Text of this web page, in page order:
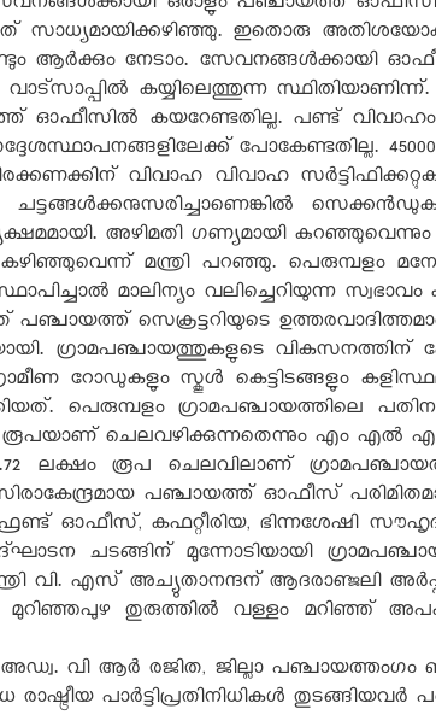
സാധ്യമായിക്കഴിഞ്ഞു. ഇതൊരു
നേടാം. സേവനങ്ങൾക്കായി
കയ്യിലെത്തുന്ന
ഓഫീസിൽ കയറേണ്ടതില്ല. പണ്ട് വിവാഹം
പോകേണ്ടതില്ല.
വിവാഹ വിവാഹ
അഴിമതി ഗണ്യമായി കുറഞ്ഞുവെന്നും
കഴിഞ്ഞുവെന്ന് മന്ത്രി പറഞ്ഞു.
മാലിന്യം വലിച്ചെറിയുന്ന സ്വഭാവം
സെക്രട്ടറിയുടെ
ഗ്രാമപഞ്ചായത്തുകളുടെ വികസനത്തിന്
റോഡുകളും സ്കൂൾ കെട്ടിടങ്ങളും
പെരുമ്പളം ഗ്രാമപഞ്ചായത്തിലെ
രൂപയാണ് ചെലവഴിക്കുന്നതെന്നും എം എൽ എ
ലക്ഷം രൂപ ചെലവിലാണ്
പഞ്ചായത്ത് ഓഫീസ്
ഓഫീസ്, കഫറ്റീരിയ, ഭിന്നശേഷി സൗഹൃദ
ഉദ്ഘാടന ചടങ്ങിന് മുന്നോടിയായി
വി. എസ് അച്യുതാനന്ദന് ആദരാഞ്ജലി
തുരുത്തിൽ വള്ളം മറിഞ്ഞ്
വി ആർ രജിത, ജില്ലാ പഞ്ചായത്തംഗം
പാർട്ടിപ്രതിനിധികൾ തുടങ്ങിയവർ